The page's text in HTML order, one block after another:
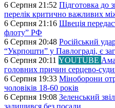
6 Серпня 21:52 Підготовка до
перелік критично важливих
6 Серпня 21:16 Швеція
флоту” РФ
6 Серпня 20:48 Російський
“Укрпошти” у Павлограді, є
6 Серпня 20:11 YOUTUBE
головних причин серцево-
6 Серпня 19:33 Міноборони
чоловіків 18-60 років
6 Серпня 19:08 Зеленський
залишився без посади